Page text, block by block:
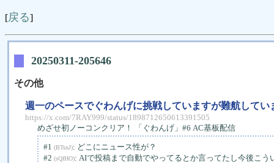
[戻る]
20250311-205646
その他
週一のペースでぐわんげに挑戦していますが難航してい
https://x.com/7RAY999/status/1898712650613391505
めざせ初ノーコンクリア！ 「ぐわんげ」#6 AC基板配信
#1 (BTsnJ): どこにニュース性が？
#2 (sQfHO): AIで投稿まで自動でやってるとか言ってたし今後こう